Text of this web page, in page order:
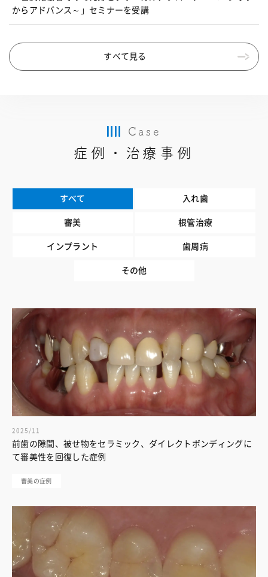
からアドバンス～」セミナーを受講
すべて見る
Case
症例・治療事例
すべて 入れ歯
審美 根管治療
インプラント 歯周病
その他
2025/11
前歯の隙間、被せ物をセラミック、ダイレクトボンディングに
て審美性を回復した症例
審美の症例